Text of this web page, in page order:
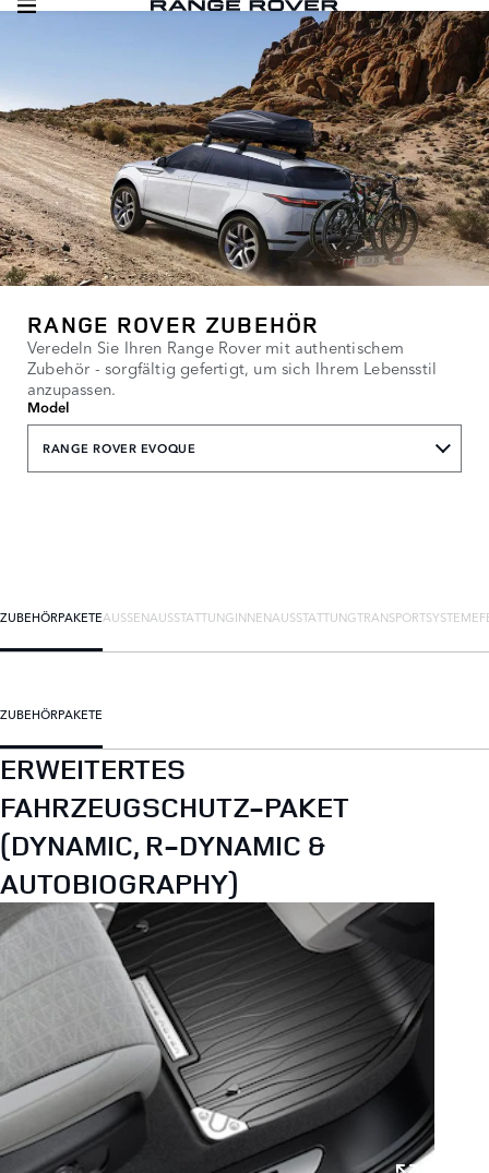
RANGE ROVER ZUBEHÖR
Veredeln Sie Ihren Range Rover mit authentischem
Zubehör - sorgfältig gefertigt, um sich Ihrem Lebensstil
anzupassen.
Model
RANGE ROVER EVOQUE
ZUBEHÖRPAKETEAUSSENAUSSTATTUNG INNENAUSSTATTUNGTRANSPORTSYSTEME
ZUBEHÖRPAKETE
ERWEITERTES
FAHRZEUGSCHUTZ-PAKET
(DYNAMIC, R-DYNAMIC &
AUTOBIOGRAPHY)